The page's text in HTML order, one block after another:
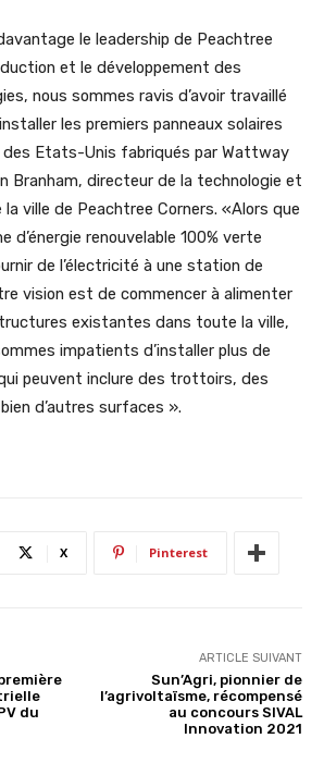
le leadership de Peachtree
et le développement des
nous sommes ravis d’avoir travaillé
les premiers panneaux solaires
Etats-Unis fabriqués par Wattway
Branham, directeur de la technologie et
ville de Peachtree Corners. «Alors que
d’énergie renouvelable 100% verte
de l’électricité à une station de
vision est de commencer à alimenter
existantes dans toute la ville,
impatients d’installer plus de
peuvent inclure des trottoirs, des
d’autres surfaces ».
X Pinterest
du
ARTICLE SUIVANT
Sun’Agri, pionnier de
l’agrivoltaïsme, récompensé
au concours SIVAL
Innovation 2021